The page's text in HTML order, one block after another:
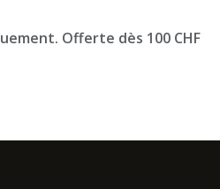
Offerte dès 100 CHF